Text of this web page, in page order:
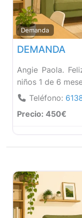
Demanda
DEMANDA
Angie Paola.
niños 1 de 6
Teléfono:
Precio: 450€